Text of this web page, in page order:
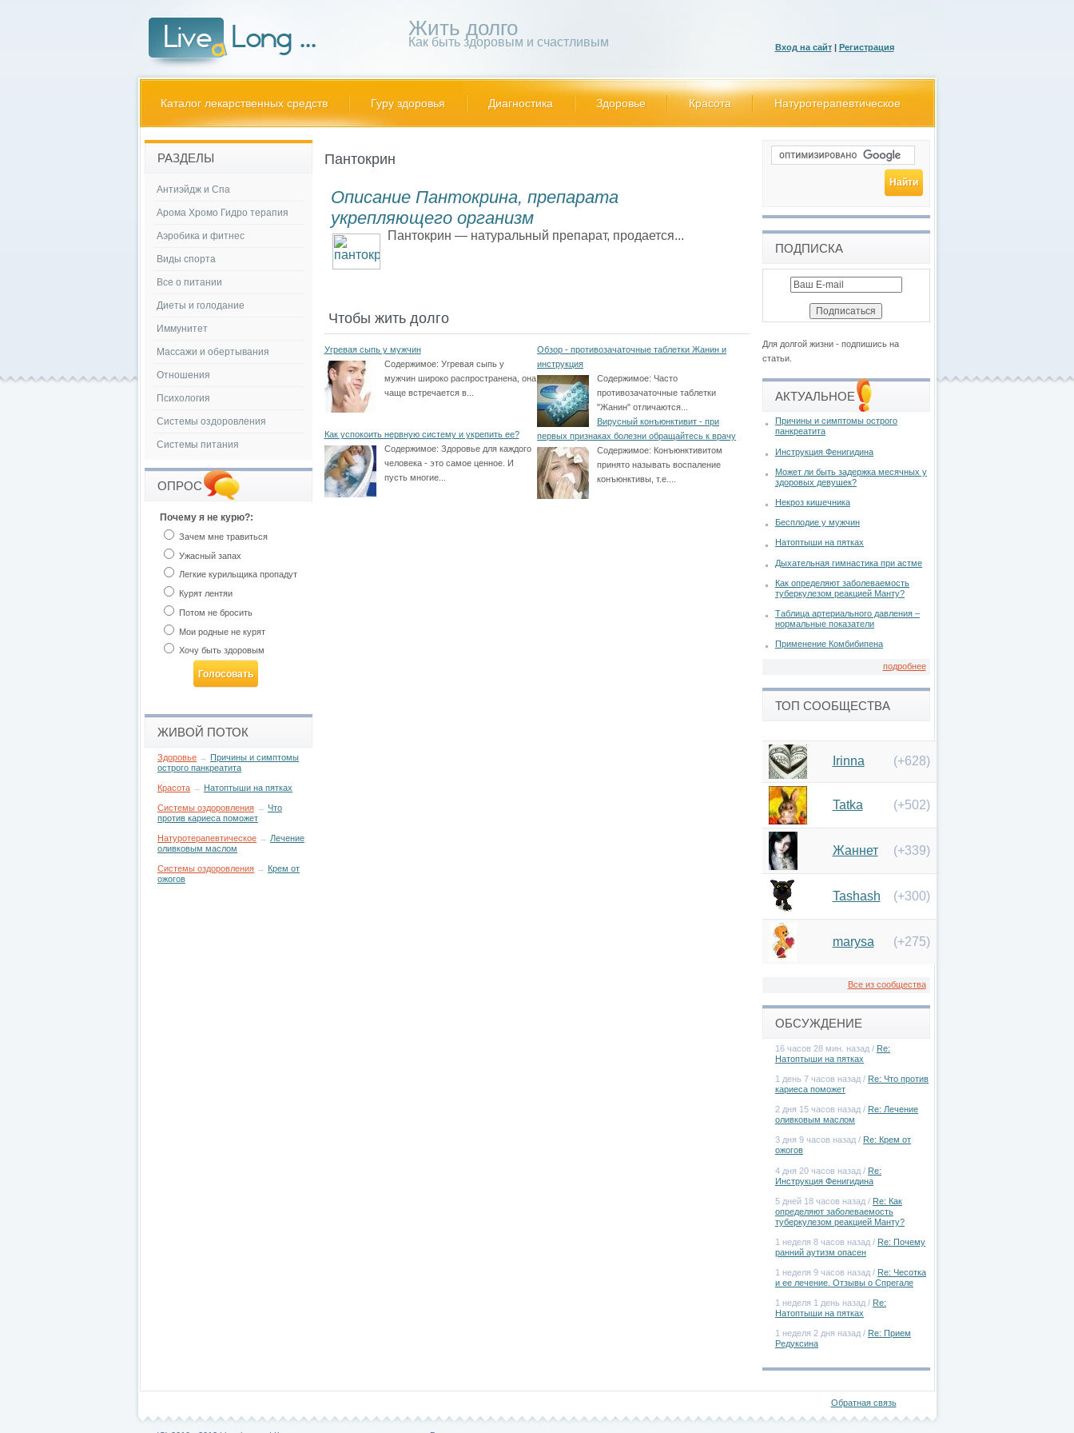
Жить долго
Как быть здоровым и счастливым Вход на сайт | Регистрация
Каталог лекарственных средств Гуру здоровья Диагностика Здоровье Красота Натуротерапевтическое
Пантокрин
Описание Пантокрина, препарата
укрепляющего организм
Пантокрин — натуральный препарат, продается...
Чтобы жить долго
Угревая сыпь у мужчин
Содержимое: Угревая сыпь у
мужчин широко распространена, она
чаще встречается в...
Обзор - противозачаточные таблетки Жанин и
инструкция
Содержимое: Часто
противозачаточные таблетки
"Жанин" отличаются...
Как успокоить нервную систему и укрепить ее?
Содержимое: Здоровье для каждого
человека - это самое ценное. И
пусть многие...
Вирусный конъюнктивит - при
первых признаках болезни обращайтесь к врачу
Содержимое: Конъюнктивитом
принято называть воспаление
конъюнктивы, т.е....
РАЗДЕЛЫ
Антиэйдж и Спа
Арома Хромо Гидро терапия
Аэробика и фитнес
Виды спорта
Все о питании
Диеты и голодание
Иммунитет
Массажи и обертывания
Отношения
Психология
Системы оздоровления
Системы питания
ОПРОС
Почему я не курю?:
Зачем мне травиться
Ужасный запах
Легкие курильщика пропадут
Курят лентяи
Потом не бросить
Мои родные не курят
Хочу быть здоровым
ЖИВОЙ ПОТОК
Здоровье → Причины и симптомы
острого панкреатита
Красота → Натоптыши на пятках
Системы оздоровления → Что
против кариеса поможет
Натуротерапевтическое → Лечение
оливковым маслом
Системы оздоровления → Крем от
ожогов
ПОДПИСКА
Для долгой жизни - подпишись на
статьи.
АКТУАЛЬНОЕ
Причины и симптомы острого
панкреатита
Инструкция Фенигидина
Может ли быть задержка месячных у
здоровых девушек?
Некроз кишечника
Бесплодие у мужчин
Натоптыши на пятках
Дыхательная гимнастика при астме
Как определяют заболеваемость
туберкулезом реакцией Манту?
Таблица артериального давления –
нормальные показатели
Применение Комбибипена
подробнее
ТОП СООБЩЕСТВА
Irinna (+628)
Tatka (+502)
Жаннет (+339)
Tashash (+300)
marysa (+275)
Все из сообщества
ОБСУЖДЕНИЕ
16 часов 28 мин. назад / Re:
Натоптыши на пятках
1 день 7 часов назад / Re: Что против
кариеса поможет
2 дня 15 часов назад / Re: Лечение
оливковым маслом
3 дня 9 часов назад / Re: Крем от
ожогов
4 дня 20 часов назад / Re:
Инструкция Фенигидина
5 дней 18 часов назад / Re: Как
определяют заболеваемость
туберкулезом реакцией Манту?
1 неделя 8 часов назад / Re: Почему
ранний аутизм опасен
1 неделя 9 часов назад / Re: Чесотка
и ее лечение. Отзывы о Спрегале
1 неделя 1 день назад / Re:
Натоптыши на пятках
1 неделя 2 дня назад / Re: Прием
Редуксина
Обратная связь